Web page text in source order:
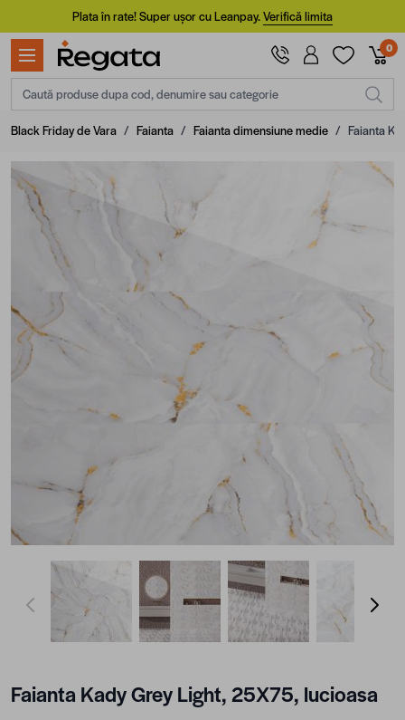
Mergi la ConținutPlata în rate! Super ușor cu Leanpay.Verifică limita
0
Caută produse dupa cod, denumire sau categorie
Black Friday de Vara / Faianta / Faianta dimensiune medie / Faianta
View larger image View larger imageView larger image
Faianta Kady Grey Light, 25X75, lucioasa